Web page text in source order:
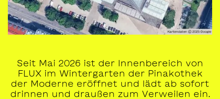
Seit Mai 2026 ist der Innenbereich von
FLUX im Wintergarten der Pinakothek
der Moderne eröffnet und lädt ab sofort
drinnen und draußen zum Verweilen ein.